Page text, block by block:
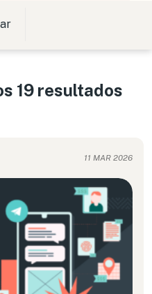
19 resultados
11 MAR 2026